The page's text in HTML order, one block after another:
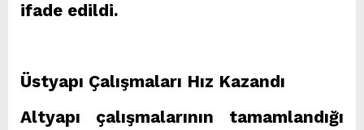
ifade edildi.
Üstyapı Çalışmaları Hız Kazandı
Altyapı çalışmalarının tamamlandığı